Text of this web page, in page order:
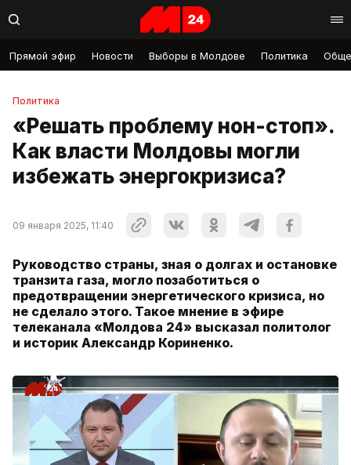
Прямой эфир Новости Выборы в Молдове Политика
Политика
«Решать проблему нон-стоп».
Как власти Молдовы могли
избежать энергокризиса?
09 января 2025, 11:40
Руководство страны, зная о долгах и остановке
транзита газа, могло позаботиться о
предотвращении энергетического кризиса, но
не сделало этого. Такое мнение в эфире
телеканала «Молдова 24» высказал политолог
и историк Александр Кориненко.